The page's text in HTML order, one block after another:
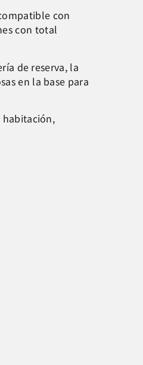
con
con total
de reserva, la
en la base para
habitación,